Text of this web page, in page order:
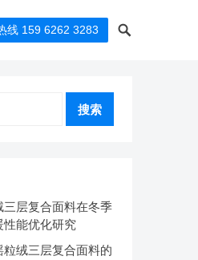
线 159 6262 3283
搜索
层复合面料在冬季
性能优化研究
绒三层复合面料的